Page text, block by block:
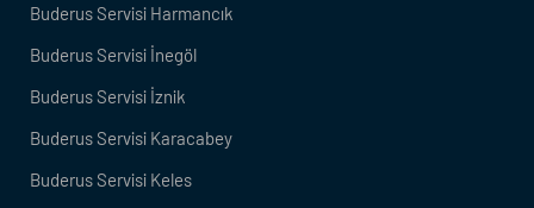
Buderus Servisi Harmancık
Buderus Servisi İnegöl
Buderus Servisi İznik
Buderus Servisi Karacabey
Buderus Servisi Keles